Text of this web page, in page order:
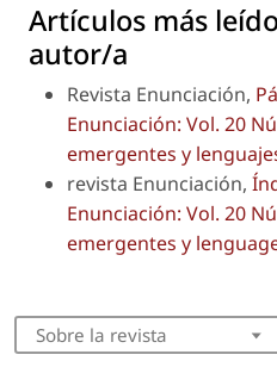
Artículos más
autor/a
Revista Enunciación,
Enunciación: Vol. 20
emergentes y
revista Enunciación,
Enunciación: Vol. 20
emergentes y
Sobre la revista